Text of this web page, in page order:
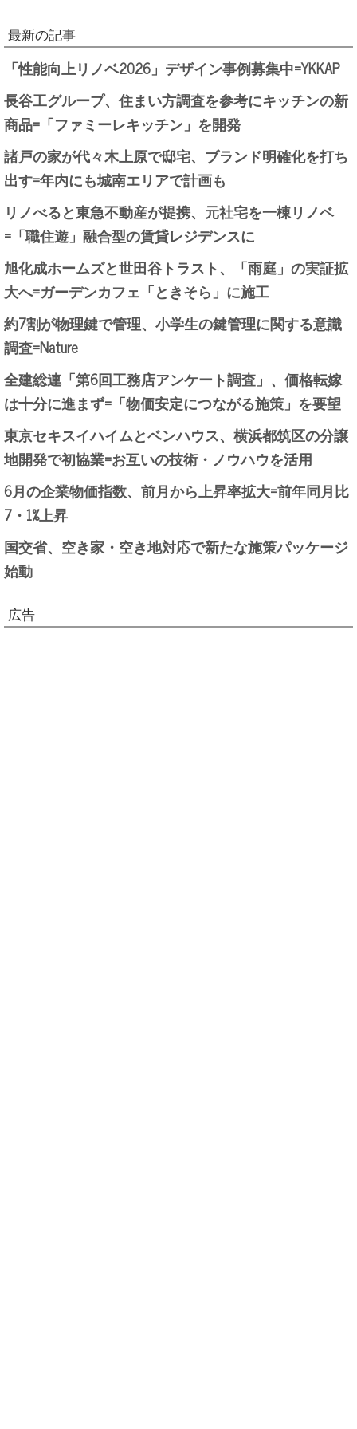
最新の記事
「性能向上リノベ2026」デザイン事例募集中=YKKAP
長谷工グループ、住まい方調査を参考にキッチンの新
商品=「ファミーレキッチン」を開発
諸戸の家が代々木上原で邸宅、ブランド明確化を打ち
出す=年内にも城南エリアで計画も
リノべると東急不動産が提携、元社宅を一棟リノベ
=「職住遊」融合型の賃貸レジデンスに
旭化成ホームズと世田谷トラスト、「雨庭」の実証拡
大へ=ガーデンカフェ「ときそら」に施工
約7割が物理鍵で管理、小学生の鍵管理に関する意識
調査=Nature
全建総連「第6回工務店アンケート調査」、価格転嫁
は十分に進まず=「物価安定につながる施策」を要望
東京セキスイハイムとベンハウス、横浜都筑区の分譲
地開発で初協業=お互いの技術・ノウハウを活用
6月の企業物価指数、前月から上昇率拡大=前年同月比
7・1%上昇
国交省、空き家・空き地対応で新たな施策パッケージ
始動
広告